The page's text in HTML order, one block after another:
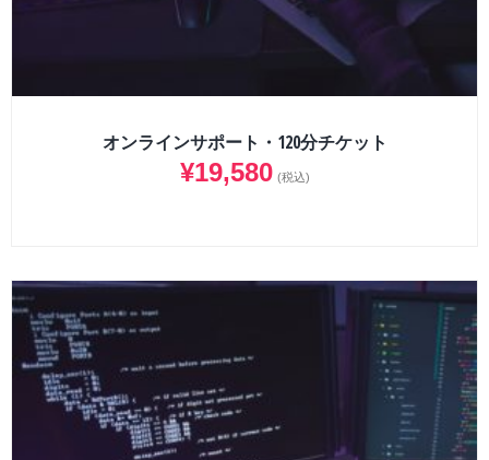
オンラインサポート・120分チケット
¥19,580 (税込)